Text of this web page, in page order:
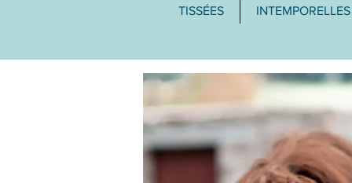
TISSÉES INTEMPORELLES